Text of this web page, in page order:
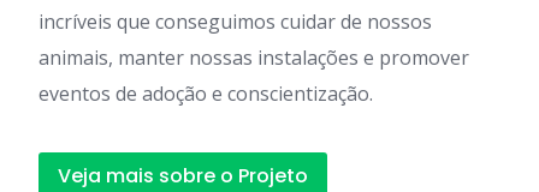
incríveis que conseguimos cuidar de nossos
animais, manter nossas instalações e promover
eventos de adoção e conscientização.
Veja mais sobre o Projeto